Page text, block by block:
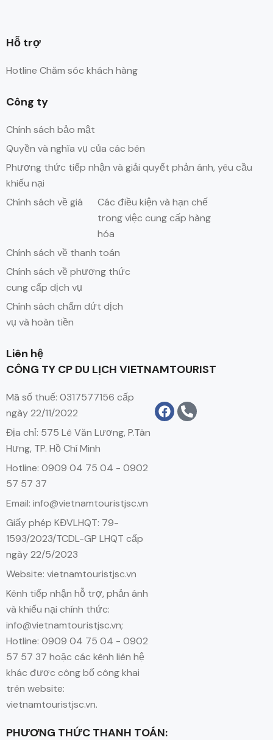
Hỗ trợ
Hotline Chăm sóc khách hàng
Công ty
Chính sách bảo mật
Quyền và nghĩa vụ của các bên
Phương thức tiếp nhận và giải quyết phản ánh, yêu cầu
khiếu nại
Chính sách về giá
Các điều kiện và hạn chế
trong việc cung cấp hàng
hóa
Chính sách về thanh toán
Chính sách về phương thức
cung cấp dịch vụ
Chính sách chấm dứt dịch
vụ và hoàn tiền
Liên hệ
CÔNG TY CP DU LỊCH VIETNAMTOURIST
Mã số thuế: 0317577156 cấp
ngày 22/11/2022
Địa chỉ: 575 Lê Văn Lương, P.Tân
Hưng, TP. Hồ Chí Minh
Hotline: 0909 04 75 04 - 0902
57 57 37
Email: info@vietnamtouristjsc.vn
Giấy phép KĐVLHQT: 79-
1593/2023/TCDL-GP LHQT cấp
ngày 22/5/2023
Website: vietnamtouristjsc.vn
Kênh tiếp nhận hỗ trợ, phản ánh
và khiếu nại chính thức:
info@vietnamtouristjsc.vn;
Hotline: 0909 04 75 04 - 0902
57 57 37 hoặc các kênh liên hệ
khác được công bố công khai
trên website:
vietnamtouristjsc.vn.
PHƯƠNG THỨC THANH TOÁN: